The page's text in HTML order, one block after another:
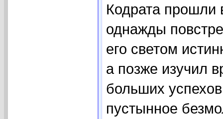
Кодрата прошли
однажды
его светом
а позже изучил
больших
пустынное